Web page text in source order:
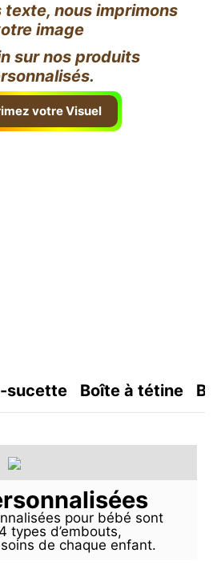
texte, nous imprimons
image
sur nos produits
votre Visuel
sucette Boîte à tétine
pour bébé sont
types d’embouts,
de chaque enfant.